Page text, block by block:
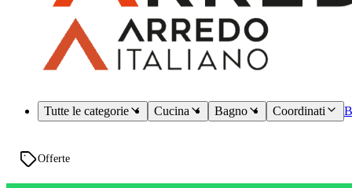
Tutte le categorie Cucina Bagno Coordinati
Offerte